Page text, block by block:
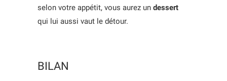
selon votre appétit, vous aurez un dessert
qui lui aussi vaut le détour.
BILAN